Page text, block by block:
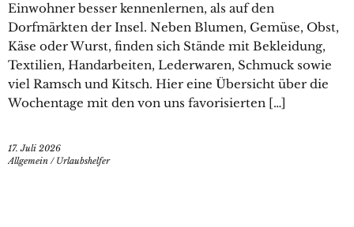
Einwohner besser kennenlernen, als auf den
Dorfmärkten der Insel. Neben Blumen, Gemüse, Obst,
Käse oder Wurst, finden sich Stände mit Bekleidung,
Textilien, Handarbeiten, Lederwaren, Schmuck sowie
viel Ramsch und Kitsch. Hier eine Übersicht über die
Wochentage mit den von uns favorisierten […]
17. Juli 2026
Allgemein / Urlaubshelfer